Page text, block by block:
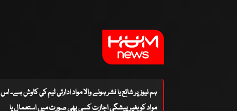
ہم نیوز پر شائع یا نشر ہونے والا مواد ادارتی ٹیم کی کاوش ہے۔ اس
مواد کو بغیر پیشگی اجازت کسی بھی صورت میں استعمال یا